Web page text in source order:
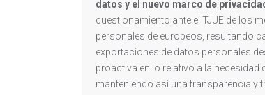
datos y el nuevo marco de
cuestionamiento ante el TJUE de los
personales de europeos, resultando
exportaciones de datos personales
proactiva en lo relativo a la
manteniendo así una transparencia y